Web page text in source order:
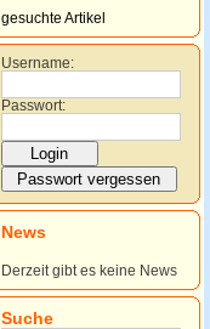
gesuchte Artikel
Username:
Passwort:
News
Derzeit gibt es keine News
Suche